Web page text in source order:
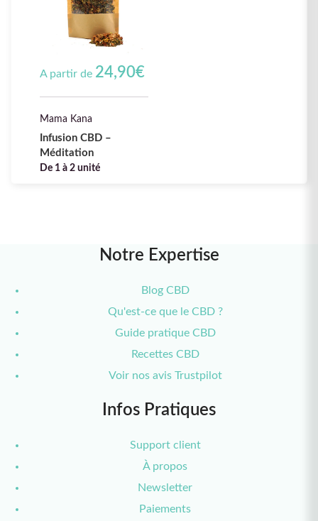
A partir de 24,90€
Mama Kana
Infusion CBD –
Méditation
De 1 à 2 unité
Notre Expertise
Blog CBD
Qu'est-ce que le CBD ?
Guide pratique CBD
Recettes CBD
Voir nos avis Trustpilot
Infos Pratiques
Support client
À propos
Newsletter
Paiements
2 bonbons THC offerts